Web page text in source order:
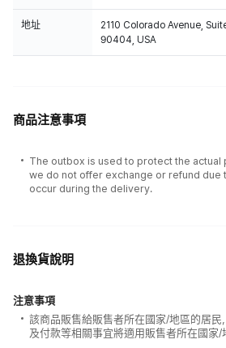
地址
2110 Colorado Avenue,
90404, USA
商品注意事項
The outbox is used to protect the actual
we do not offer exchange or refund due
occur during the delivery.
退換貨說明
注意事項
該商品販售給販售者所在國家/地區的居民
及付款等相關事宜將適用販售者所在國家/